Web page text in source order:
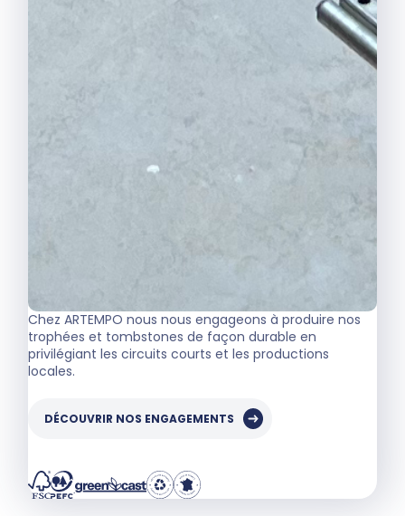
Chez ARTEMPO nous nous engageons à produire nos
trophées et tombstones de façon durable en
privilégiant les circuits courts et les productions
locales.
DÉCOUVRIR NOS ENGAGEMENTS